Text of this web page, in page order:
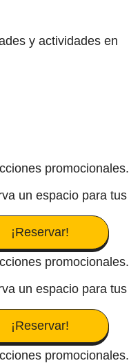
y actividades en
promocionales.
un espacio para tus
¡Reservar!
promocionales.
un espacio para tus
¡Reservar!
promocionales.